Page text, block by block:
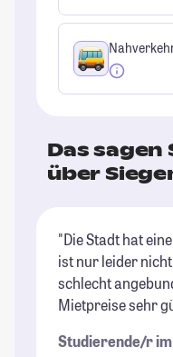
Das
über
"Die Stadt hat
ist nur leider
schlecht
Mietpreise sehr
Studierende/r im